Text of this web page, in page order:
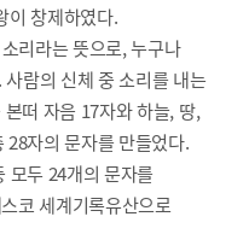
이 창제하였다.
리라는 뜻으로, 누구나
람의 신체 중 소리를 내는
떠 자음 17자와 하늘, 땅,
자의 문자를 만들었다.
모두 24개의 문자를
코 세계기록유산으로